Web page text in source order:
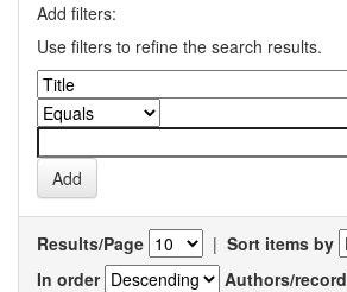
Add filters:
Use filters to refine the search results.
Results/Page | Sort items by
In order
Authors/record